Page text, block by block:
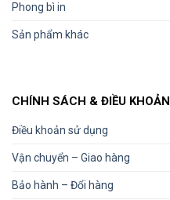
Phong bì in
Sản phẩm khác
CHÍNH SÁCH & ĐIỀU KHOẢN
Điều khoản sử dụng
Vận chuyển – Giao hàng
Bảo hành – Đổi hàng